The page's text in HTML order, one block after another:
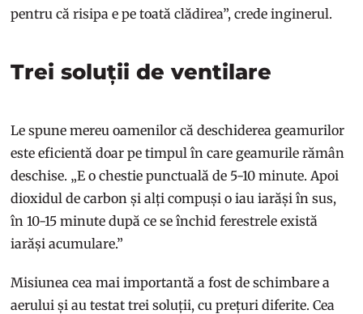
pentru că risipa e pe toată clădirea”, crede inginerul.
Trei soluții de ventilare
Le spune mereu oamenilor că deschiderea geamurilor
este eficientă doar pe timpul în care geamurile rămân
deschise. „E o chestie punctuală de 5-10 minute. Apoi
dioxidul de carbon și alți compuși o iau iarăși în sus,
în 10-15 minute după ce se închid ferestrele există
iarăși acumulare.”
Misiunea cea mai importantă a fost de schimbare a
aerului și au testat trei soluții, cu prețuri diferite. Cea